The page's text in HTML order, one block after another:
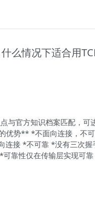
么情况下适合用
官方知识档案匹配，可
优势** *不面向连接，不
接 *不可靠 *没有三次
靠性仅在传输层实现可